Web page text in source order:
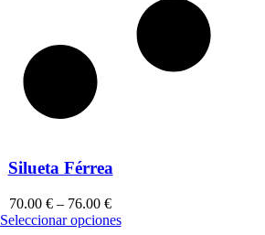
Silueta Férrea
70.00 € – 76.00 €
Seleccionar opciones